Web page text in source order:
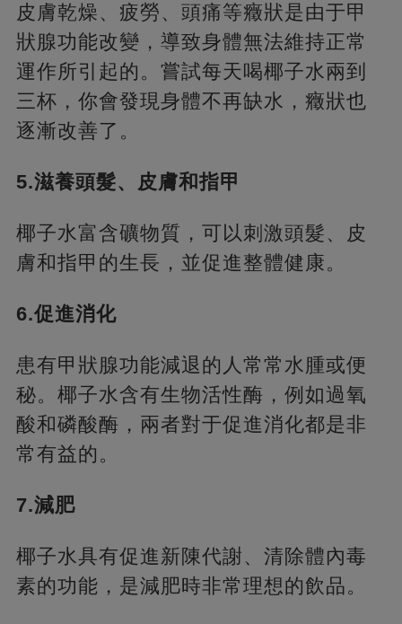
皮膚乾燥、疲勞、頭痛等癥狀是由于甲
狀腺功能改變，導致身體無法維持正常
運作所引起的。嘗試每天喝椰子水兩到
三杯，你會發現身體不再缺水，癥狀也
逐漸改善了。
5.滋養頭髮、皮膚和指甲
椰子水富含礦物質，可以刺激頭髮、皮
膚和指甲的生長，並促進整體健康。
6.促進消化
患有甲狀腺功能減退的人常常水腫或便
秘。椰子水含有生物活性酶，例如過氧
酸和磷酸酶，兩者對于促進消化都是非
常有益的。
7.減肥
椰子水具有促進新陳代謝、清除體內毒
素的功能，是減肥時非常理想的飲品。